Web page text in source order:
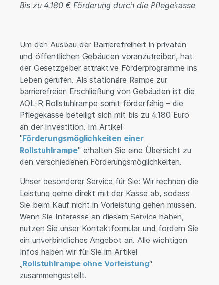
Bis zu 4.180 € Förderung durch die Pflegekasse
Um den Ausbau der Barrierefreiheit in privaten
und öffentlichen Gebäuden voranzutreiben, hat
der Gesetzgeber attraktive Förderprogramme ins
Leben gerufen. Als stationäre Rampe zur
barrierefreien Erschließung von Gebäuden ist die
AOL-R Rollstuhlrampe somit förderfähig – die
Pflegekasse beteiligt sich mit bis zu 4.180 Euro
an der Investition. Im Artikel
"Förderungsmöglichkeiten einer
Rollstuhlrampe" erhalten Sie eine Übersicht zu
den verschiedenen Förderungsmöglichkeiten.
Unser besonderer Service für Sie: Wir rechnen die
Leistung gerne direkt mit der Kasse ab, sodass
Sie beim Kauf nicht in Vorleistung gehen müssen.
Wenn Sie Interesse an diesem Service haben,
nutzen Sie unser Kontaktformular und fordern Sie
ein unverbindliches Angebot an. Alle wichtigen
Infos haben wir für Sie im Artikel
„Rollstuhlrampe ohne Vorleistung“
zusammengestellt.